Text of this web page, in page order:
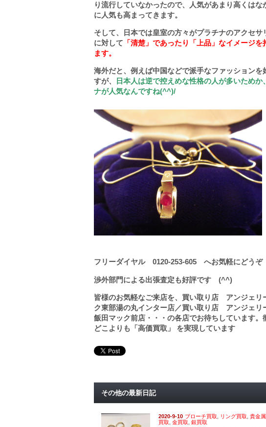
り流行していなかったので、人気があまり高くは
に人気も高まってきます。
そして、日本では皇室の方々がプラチナのアクセ
に対して 「清楚」であったり「上品」なイメージ
ます。
海外だと、例えば中国などで派手なファッション
すが、
日本人は逆で控えめな性格の人が多いため
ナが人気なんですね(^^)/
フリーダイヤル 0120-253-605 へお気軽にどうぞ
渉外部門による出張査定も好評です (^^)
皆様のお気軽なご来店を、買い取り店 アンジェ
ク東部湯の丸インター店／買い取り店 アンジェ
飯田マック前店・・・の各店でお待ちしています
どこよりも「高価買取」 を実現しています
その他の最新日記
2020-9-10 ブローチ買取 リング買取 貴金属
買取 金買取 銀買取